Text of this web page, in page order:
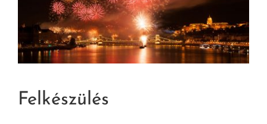
Felkészülés